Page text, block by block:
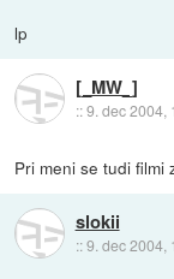
lp
[_MW_]
::9. dec 2004,
Pri meni se tudi filmi
slokii
::9. dec 2004,